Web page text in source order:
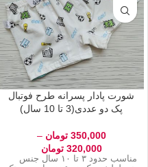
شورت پادار پسرانه طرح فوتبال
پک دو عددی(3 تا 10 سال)
350,000 تومان –
320,000 تومان
مناسب حدود ۳ تا ۱۰ سال جنس